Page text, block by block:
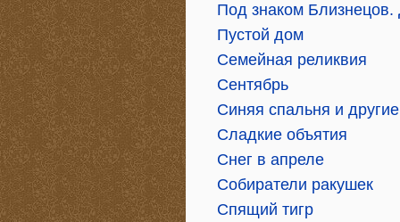
Под знаком Близнецов.
Пустой дом
Семейная реликвия
Сентябрь
Синяя спальня и
Сладкие объятия
Снег в апреле
Собиратели ракушек
Спящий тигр